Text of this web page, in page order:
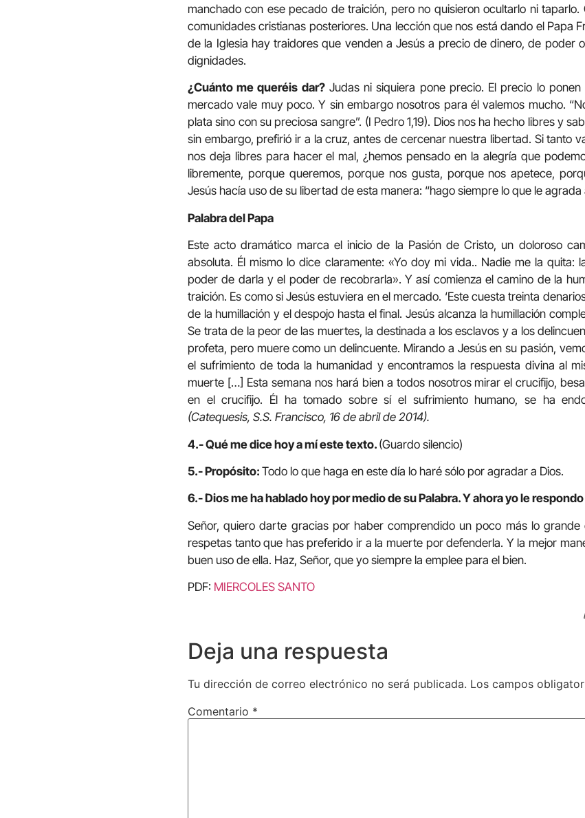
manchado con ese pecado de traición, pero no quisieron ocultarlo ni
comunidades cristianas posteriores. Una lección que nos está dando el Papa
de la Iglesia hay traidores que venden a Jesús a precio de dinero, de poder
dignidades.
¿Cuánto me queréis dar?Judas ni siquiera pone precio. El precio lo
mercado vale muy poco. Y sin embargo nosotros para él valemos mucho.
plata sino con su preciosa sangre”. (I Pedro 1,19). Dios nos ha hecho libres y
sin embargo, prefirió ir a la cruz, antes de cercenar nuestra libertad. Si tanto
nos deja libres para hacer el mal, ¿hemos pensado en la alegría que
libremente, porque queremos, porque nos gusta, porque nos apetece,
Jesús hacía uso de su libertad de esta manera: “hago siempre lo que le agrada
Palabra del Papa
Este acto dramático marca el inicio de la Pasión de Cristo, un doloroso
absoluta. Él mismo lo dice claramente: «Yo doy mi vida.. Nadie me la quita:
poder de darla y el poder de recobrarla». Y así comienza el camino de la
traición. Es como si Jesús estuviera en el mercado. ‘Este cuesta treinta
de la humillación y el despojo hasta el final. Jesús alcanza la humillación
Se trata de la peor de las muertes, la destinada a los esclavos y a los
profeta, pero muere como un delincuente. Mirando a Jesús en su pasión,
el sufrimiento de toda la humanidad y encontramos la respuesta divina al
muerte […] Esta semana nos hará bien a todos nosotros mirar el crucifijo,
en el crucifijo. Él ha tomado sobre sí el sufrimiento humano, se ha
(Catequesis, S.S. Francisco, 16 de abril de 2014).
4.- Qué me dice hoy a mí este texto. (Guardo silencio)
5.- Propósito: Todo lo que haga en este día lo haré sólo por agradar a Dios.
6.- Dios me ha hablado hoy por medio de su Palabra. Y ahora yo le
Señor, quiero darte gracias por haber comprendido un poco más lo
respetas tanto que has preferido ir a la muerte por defenderla. Y la mejor
buen uso de ella. Haz, Señor, que yo siempre la emplee para el bien.
PDF: MIERCOLES SANTO
Deja una respuesta
Tu dirección de correo electrónico no será publicada. Los campos
Comentario *